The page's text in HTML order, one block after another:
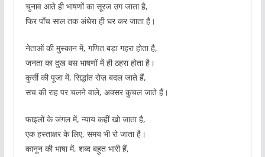
चुनाव आते ही भाषणों का सूरज उग जाता है,
फिर पाँच साल तक अंधेरा ही घर कर जाता है।
नेताओं की मुस्कान में, गणित बड़ा गहरा होता है,
जनता का दुख बस भाषणों में ही ठहरा होता है।
कुर्सी की पूजा में, सिद्धांत रोज़ बदल जाते हैं,
सच की राह पर चलने वाले, अक्सर कुचल जाते हैं।
फाइलों के जंगल में, न्याय कहीं खो जाता है,
एक हस्ताक्षर के लिए, समय भी रो जाता है।
कानून की भाषा में, शब्द बहुत भारी हैं,